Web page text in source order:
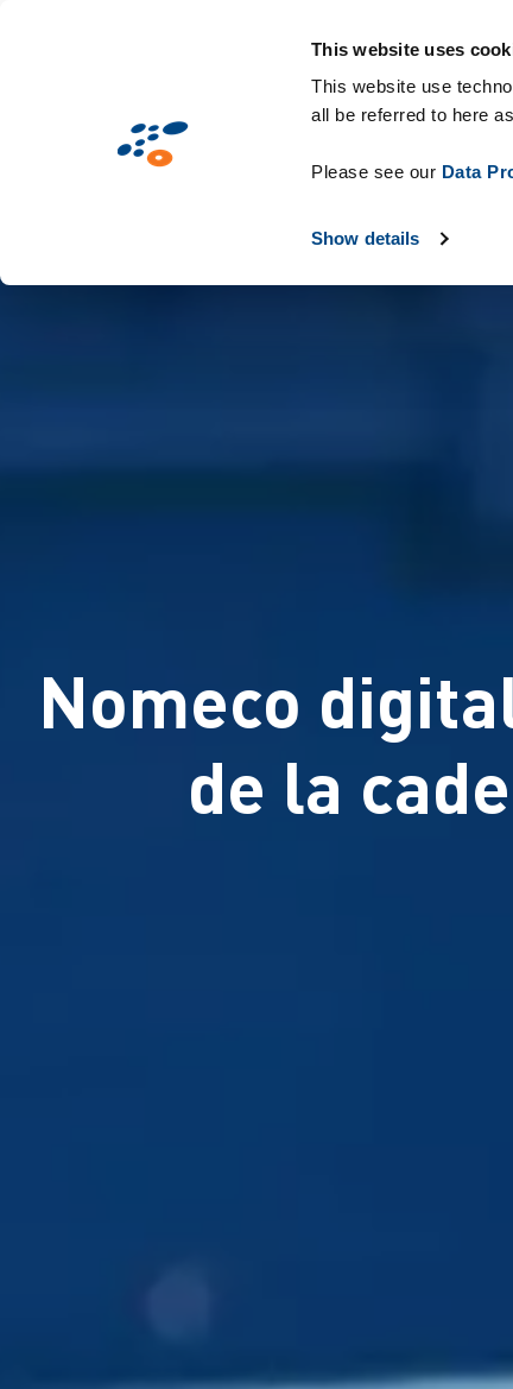
This website uses
This website use
all be referred to here
Please see our Data
Show details
Mercados Tecnologías
Nomeco
de la